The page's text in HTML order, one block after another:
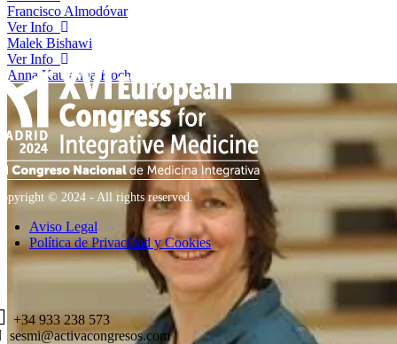
Francisco Almodóvar
Ver Info
Malek Bishawi
Ver Info
Anna Katharina Koch
© 2024 - All rights reserved.
Aviso Legal
Política de Privacidad y Cookies
+34 933 238 573
sesmi@activacongresos.com